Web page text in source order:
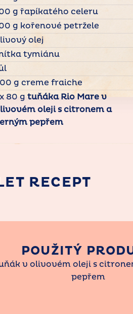
g řapíkatého celeru
g kořenové petržele
olej
tymiánu
g creme fraiche
80 g tuňáka Rio Mare v
oleji s citronem a
pepřem
RECEPT
POUŽITÝ
v olivovém oleji s
pepřem